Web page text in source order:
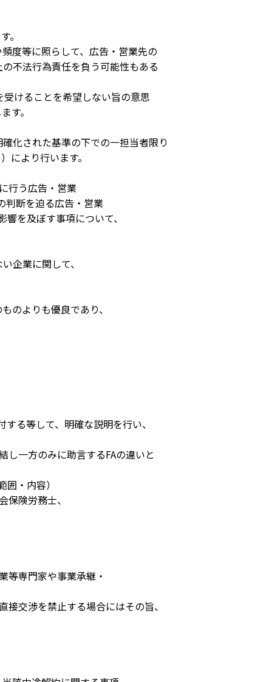
。
等に照らして、広告・営業先の
法行為責任を負う可能性もある
けることを希望しない旨の意思
す。
化された基準の下での一担当者限り
より行います。
行う広告・営業
断を迫る広告・営業
を及ぼす事項について、
企業に関して、
よりも優良であり、
る等して、明確な説明を行い、
一方のみに助言するFAの違いと
・内容）
険労務士、
等専門家や事業承継・
交渉を禁止する場合にはその旨、